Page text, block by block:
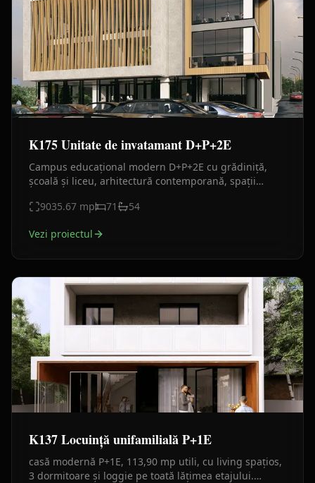
K175 Unitate de invatamant D+P+2E
Campus educațional modern D+P+2E cu grădiniță,
școală și liceu, arhitectură contemporană, spații
9035.67 mp 71 54
Vezi proiectul
K137 Locuință unifamilială P+1E
casă modernă P+1E, 113,90 mp utili, cu living spațios,
3 dormitoare și loggie pe toată lățimea etajului.